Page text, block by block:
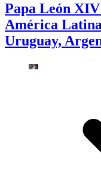
Papa León
América
Uruguay,